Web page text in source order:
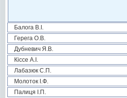
Балога В.І.
Герега О.В.
Дубневич Я.В.
Кіссе А.І.
Лабазюк С.П.
Молоток І.Ф.
Палиця І.П.